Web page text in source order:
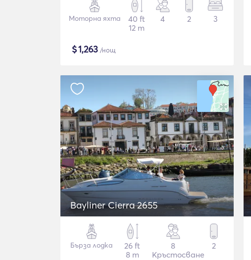
Моторна яхта
40 ft
12 m
4 2 3
$1,263 /нощ
Bayliner Cierra 2655
Бърза лодка
26 ft
8 m
8
Кръстосване
2